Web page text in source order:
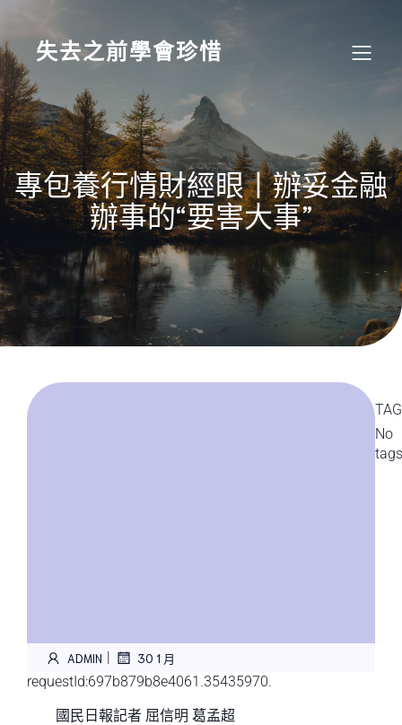
content
失去之前學會珍惜
專包養行情財經眼丨辦妥金融
辦事的“要害大事”
ADMIN | 30 1 月
requestId:697b879b8e4061.35435970.
國民日報記者 屈信明 葛孟超
No
tags